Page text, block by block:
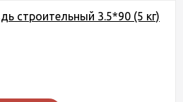
строительный 3.5*90 (5 кг)